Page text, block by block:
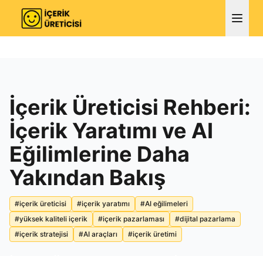
İçerik Üreticisi Rehberi:
İçerik Yaratımı ve AI
Eğilimlerine Daha
Yakından Bakış
#içerik üreticisi #içerik yaratımı #AI eğilimeleri
#yüksek kaliteli içerik #içerik pazarlaması #dijital pazarlama
#içerik stratejisi #AI araçları #içerik üretimi